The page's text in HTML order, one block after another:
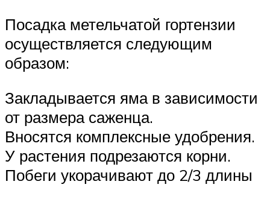
Посадка метельчатой гортензии
осуществляется следующим
образом:
Закладывается яма в зависимости
от размера саженца.
Вносятся комплексные удобрения.
У растения подрезаются корни.
Побеги укорачивают до 2/3 длины